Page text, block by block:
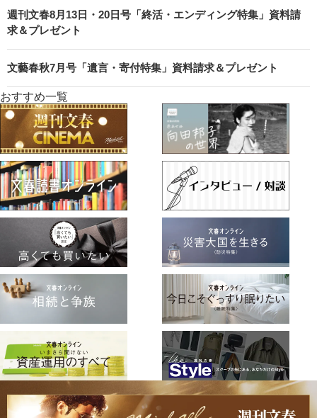
週刊文春8月13日・20日号「終活・エンディング特集」資料請
求＆プレゼント
文藝春秋7月号「遺言・寄付特集」資料請求＆プレゼント
おすすめ一覧